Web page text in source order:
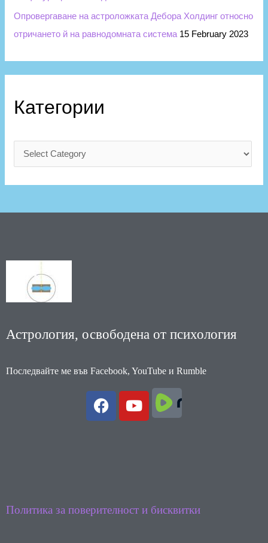
Опровергаване на астроложката Дебора Холдинг относно
отричането й на равнодомната система 15 February 2023
Категории
Астрология, освободена от психология
Последвайте ме във Facebook, YouTube и Rumble
F
a
c
Y
o
u
Политика за поверителност и бисквитки